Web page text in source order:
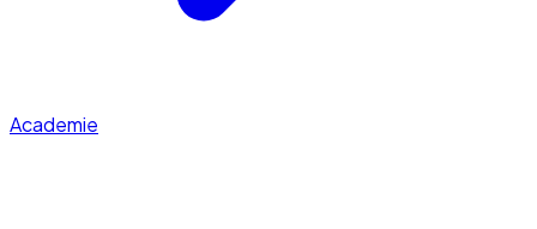
Academie